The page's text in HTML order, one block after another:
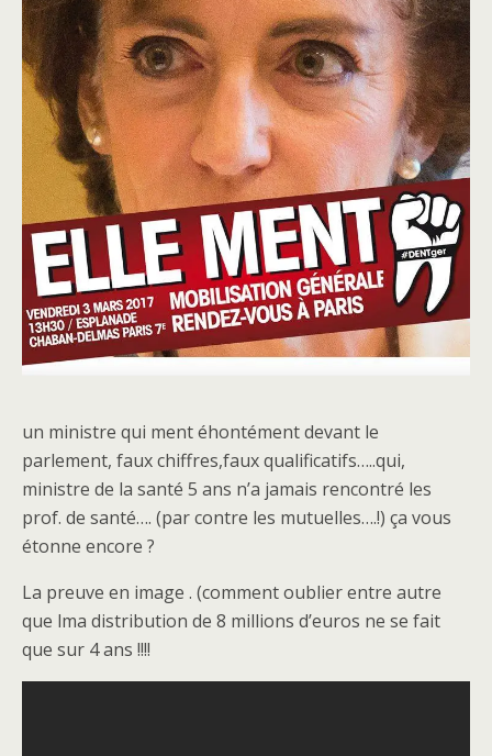
un ministre qui ment éhontément devant le
parlement, faux chiffres,faux qualificatifs…..qui,
ministre de la santé 5 ans n’a jamais rencontré les
prof. de santé…. (par contre les mutuelles….!) ça vous
étonne encore ?
La preuve en image . (comment oublier entre autre
que lma distribution de 8 millions d’euros ne se fait
que sur 4 ans !!!!